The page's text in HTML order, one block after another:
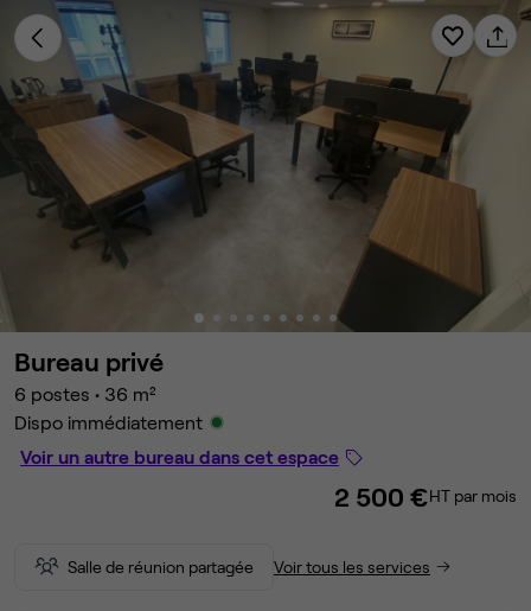
Bureau privé
6 postes • 36 m²
Dispo immédiatement
Voir un autre bureau dans cet espace
2 500 €HT par mois
Salle de réunion partagée Voir tous les services